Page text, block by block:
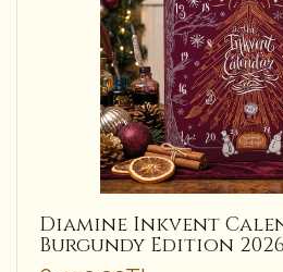
Diamine Inkvent
Burgundy Edition